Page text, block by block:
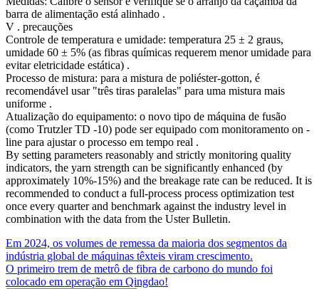
barra de alimentação está alinhado .
V . precauções
Controle de temperatura e umidade: temperatura 25 ± 2 graus,
umidade 60 ± 5% (as fibras químicas requerem menor umidade para
evitar eletricidade estática) .
Processo de mistura: para a mistura de poliéster-gotton, é
recomendável usar "três tiras paralelas" para uma mistura mais
uniforme .
Atualização do equipamento: o novo tipo de máquina de fusão
(como Trutzler TD -10) pode ser equipado com monitoramento on -
line para ajustar o processo em tempo real .
By setting parameters reasonably and strictly monitoring quality
indicators, the yarn strength can be significantly enhanced (by
approximately 10%-15%) and the breakage rate can be reduced. It is
recommended to conduct a full-process process optimization test
once every quarter and benchmark against the industry level in
combination with the data from the Uster Bulletin.
Em 2024, os volumes de remessa da maioria dos segmentos da
indústria global de máquinas têxteis viram crescimento.
O primeiro trem de metrô de fibra de carbono do mundo foi
colocado em operação em Qingdao!